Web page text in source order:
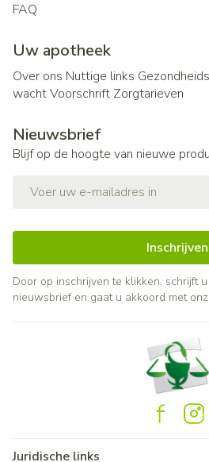
FAQ
Uw apotheek
Over ons Nuttige links
wachtVoorschrift Zorgtarieven
Nieuwsbrief
Blijf op de hoogte van nieuwe
Inschrijven
Door op inschrijven te klikken, schrijft
nieuwsbrief en gaat u akkoord met
Juridische links